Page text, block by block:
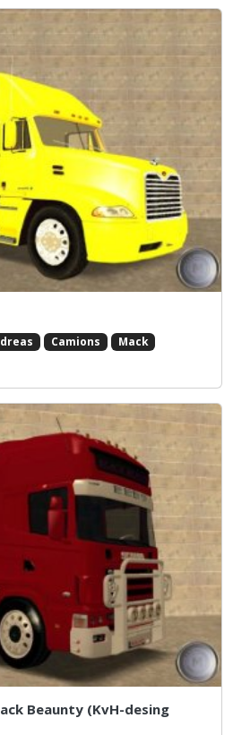
Camions
Mack
Beaunty (KvH-desing